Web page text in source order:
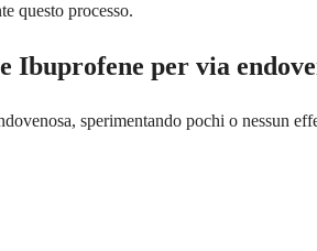
questo processo.
per via
sperimentando pochi o nessun